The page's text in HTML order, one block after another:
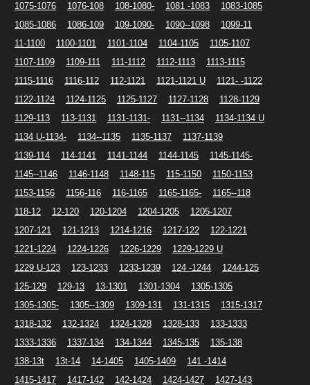
1075-1076
1076-108 108-1080- 1081 -1083
1083-1085
1085-1086
1086-109 109-1090- 1090--1098
1099-11
11-1100
1100-1101 1101-1104 1104-1105
1105-1107
1107-1109
1109-111 111-1112 1112-1113
1113-1115
1115-1116
1116-112 112-1121 1121-1121 U
1121- -1122
1122-1124
1124-1125 1125-1127 1127-1128
1128-1129
1129-113
113-1131 1131-1131- 1131--1134
1134-1134 U
1134 U-1134-
1134--1135 1135-1137
1137-1139
1139-114
114-1141 1141-1144 1144-1145
1145-1145-
1145--1146
1146-1148 1148-115 115-1150
1150-1153
1153-1156
1156-116 116-1165 1165-1165-
1165--118
118-12
12-120 120-1204 1204-1205
1205-1207
1207-121
121-1213 1214-1216 1217-122
122-1221
1221-1224
1224-1226 1226-1229
1229-1229 U
1229 U-123
123-1233 1233-1239 124 -1244
1244-125
125-129
129-13 13-1301 1301-1304
1305-1305
1305-1305-
1305--1309 1309-131 131-1315
1315-1317
1318-132
132-1324 1324-1328 1328-133
133-1333
1333-1336
1337-134 134-1344 1345-135
135-138
138-13t
13t-14 14-1405 1405-1409
141 -1414
1415-1417
1417-142 142-1424 1424-1427
1427-143